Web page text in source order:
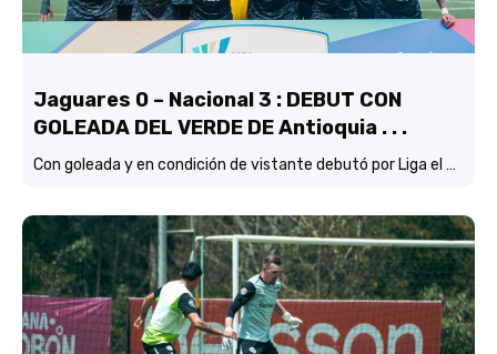
Jaguares 0 – Nacional 3 : DEBUT CON
GOLEADA DEL VERDE DE Antioquia . . .
Con goleada y en condición de vistante debutó por Liga el verde de Lucas González frente a Jaguares de Córdoba.